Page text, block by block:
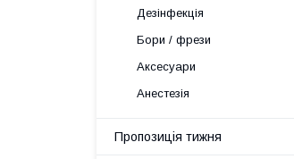
Дезінфекція
Бори / фрези
Аксесуари
Анестезія
Пропозиція тижня